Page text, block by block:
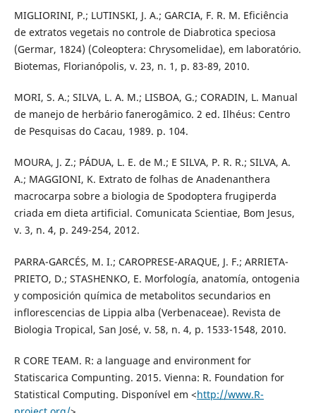
MIGLIORINI, P.; LUTINSKI, J. A.; GARCIA, F. R. M. Eficiência
de extratos vegetais no controle de Diabrotica speciosa
(Germar, 1824) (Coleoptera: Chrysomelidae), em laboratório.
Biotemas, Florianópolis, v. 23, n. 1, p. 83-89, 2010.
MORI, S. A.; SILVA, L. A. M.; LISBOA, G.; CORADIN, L. Manual
de manejo de herbário fanerogâmico. 2 ed. Ilhéus: Centro
de Pesquisas do Cacau, 1989. p. 104.
MOURA, J. Z.; PÁDUA, L. E. de M.; E SILVA, P. R. R.; SILVA, A.
A.; MAGGIONI, K. Extrato de folhas de Anadenanthera
macrocarpa sobre a biologia de Spodoptera frugiperda
criada em dieta artificial. Comunicata Scientiae, Bom Jesus,
v. 3, n. 4, p. 249-254, 2012.
PARRA-GARCÉS, M. I.; CAROPRESE-ARAQUE, J. F.; ARRIETA-
PRIETO, D.; STASHENKO, E. Morfología, anatomía, ontogenia
y composición química de metabolitos secundarios en
inflorescencias de Lippia alba (Verbenaceae). Revista de
Biologia Tropical, San José, v. 58, n. 4, p. 1533-1548, 2010.
R CORE TEAM. R: a language and environment for
Statiscarica Compunting. 2015. Vienna: R. Foundation for
Statistical Computing. Disponível em <http://www.R-